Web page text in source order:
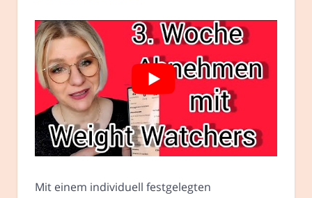
Mit einem individuell festgelegten